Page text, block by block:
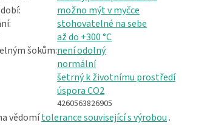
možno mýt v myčce
stohovatelné na sebe
až do +300 °C
šokům:není odolný
normální
šetrný k životnímu prostředí
úspora CO2
4260563826905
vědomítolerance související s výrobou .